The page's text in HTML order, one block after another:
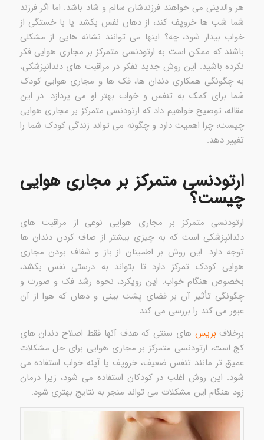
هر والدینی می خواهند فرزندشان سالم و شاد باشد. اما اگر فرزند
شما شب ها خروپف کند، از دهان نفس بکشد یا با خستگی از
خواب بیدار شود، چه؟ اینها می توانند نشانه هایی از مشکلی
باشند که ممکن است به ارتودنسی متمرکز بر مجاری هوایی فکر
نکرده باشید. این روش جدید تفکر در مراقبت های دندانپزشکی،
به چگونگی همکاری دندان ها، فک ها و مجاری هوایی کودک
شما برای کمک به تنفس و خواب بهتر او می پردازد. در این
مقاله، توضیح خواهیم داد که ارتودنسی متمرکز بر مجاری هوایی
چیست، چرا اهمیت دارد و چگونه می تواند زندگی کودک شما را
تغییر دهد.
ارتودنسی متمرکز بر مجاری هوایی
چیست؟
ارتودنسی متمرکز بر مجاری هوایی نوعی از مراقبت های
دندانپزشکی است که به چیزی بیشتر از صاف کردن دندان ها
توجه دارد. این روش بر اطمینان از باز و شفاف بودن مجاری
هوایی کودک تمرکز دارد تا بتواند به درستی نفس بکشد،
بخصوص هنگام خواب. این رویکرد، نحوه رشد فک و صورت و
چگونگی تأثیر آن بر فضای پشت بینی و دهان که هوا از آن
عبور می کند را بررسی می کند.
برخلاف بریس های سنتی که هدف آنها فقط اصلاح دندان های
کج است، ارتودنسی متمرکز بر مجاری هوایی برای حل مشکلات
عمیق تر مانند تنفس ضعیف، خروپف یا آپنه خواب استفاده می
شود. این روش اغلب در کودکان استفاده می شود، زیرا درمان
زود هنگام این مشکلات می تواند منجر به نتایج بهتری شود.